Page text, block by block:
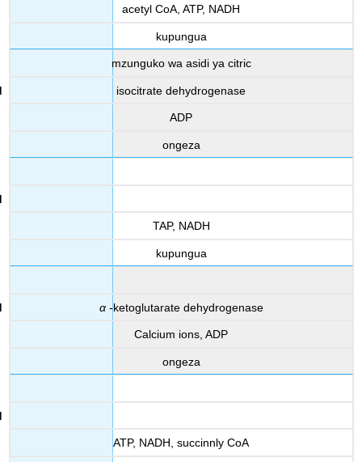
acetyl CoA, ATP, NADH
kupungua
mzunguko wa asidi ya citric
isocitrate dehydrogenase
ADP
ongeza
TAP, NADH
kupungua
α-ketoglutarate dehydrogenase
Calcium ions, ADP
ongeza
ATP, NADH, succinnly CoA